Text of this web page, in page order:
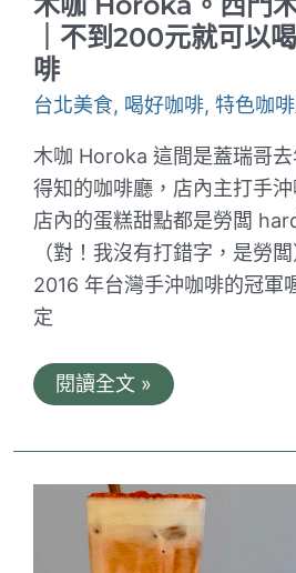
人
都
推
我
去
這
｜不到200元就可以
啡
台北美食, 喝好咖啡, 特色咖
木咖 Horoka 這間是蓋瑞哥
得知的咖啡廳，店內主打手
店內的蛋糕甜點都是勞闆
（對！我沒有打錯字，是勞
2016 年台灣手沖咖啡的冠軍
定
木
咖
木
閱讀全文 »